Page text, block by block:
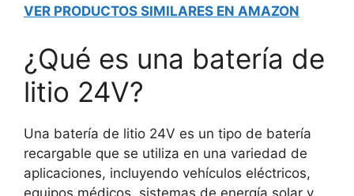
VER PRODUCTOS SIMILARES EN AMAZON
¿Qué es una batería de
litio 24V?
Una batería de litio 24V es un tipo de batería
recargable que se utiliza en una variedad de
aplicaciones, incluyendo vehículos eléctricos,
equipos médicos, sistemas de energía solar y